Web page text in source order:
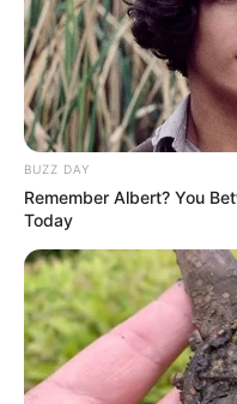
BUZZ DAY
Remember Albert? You
Today